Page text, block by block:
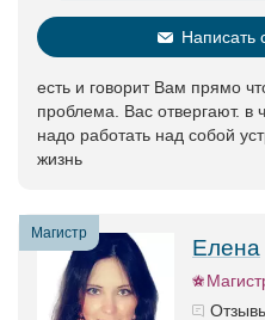
Написать
есть и говорит Вам прямо
проблема. Вас отвергают. в
надо работать над собой
жизнь
Магистр
Елена